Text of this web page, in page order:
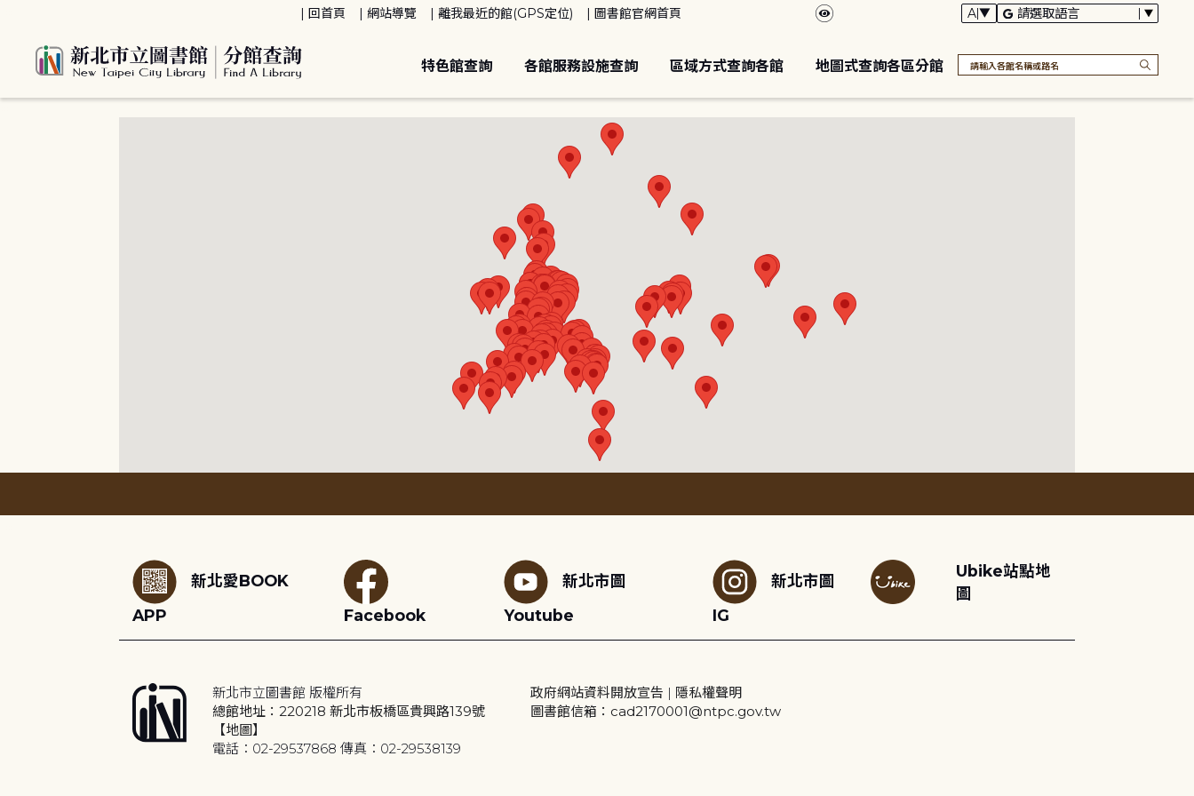
回首頁 網站導覽 離我最近的館(GPS定位) 圖書館官網首頁
特色館查詢 各館服務設施查詢 區域方式查詢各館 地圖式查詢各區分館
新北愛BOOK
APP
Facebook
新北市圖
Youtube
新北市圖
IG
Ubike站點地
圖
新北市立圖書館 版權所有
總館地址：220218 新北市板橋區貴興路139號
【地圖】
電話：02-29537868 傳真：02-29538139
政府網站資料開放宣告 | 隱私權聲明
圖書館信箱：cad2170001@ntpc.gov.tw